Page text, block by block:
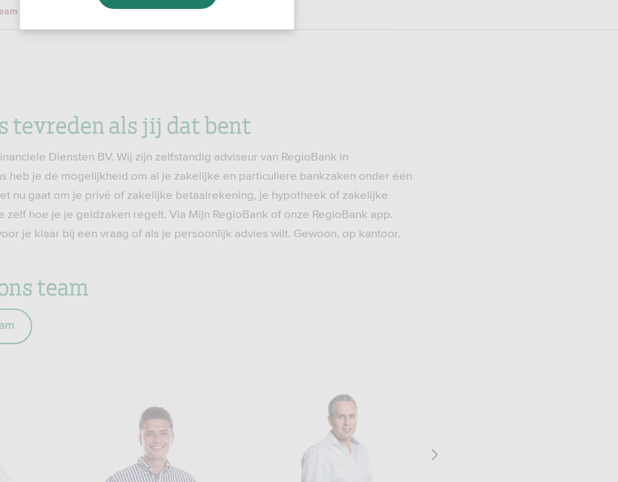
tevreden als jij dat bent
Diensten BV. Wij zijn zelfstandig adviseur van RegioBank in
heb je de mogelijkheid om al je zakelijke en particuliere bankzaken onder één
nu gaat om je privé of zakelijke betaalrekening, je hypotheek of zakelijke
zelf hoe je je geldzaken regelt. Via Mijn RegioBank of onze RegioBank app.
je klaar bij een vraag of als je persoonlijk advies wilt. Gewoon, op kantoor.
team